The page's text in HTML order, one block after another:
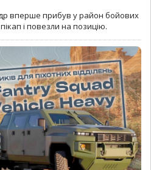
вперше прибув у район бойових
і повезли на позицію.